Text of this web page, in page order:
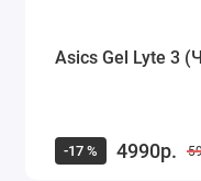
Asics Gel Lyte 3
-17 % 4990р.